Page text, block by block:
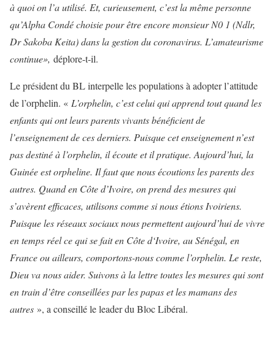
à quoi on l’a utilisé. Et, curieusement, c’est la même personne
qu’Alpha Condé choisie pour être encore monsieur N0 1 (Ndlr,
Dr Sakoba Keita) dans la gestion du coronavirus. L’amateurisme
continue», déplore-t-il.
Le président du BL interpelle les populations à adopter l’attitude
de l’orphelin. « L’orphelin, c’est celui qui apprend tout quand les
enfants qui ont leurs parents vivants bénéficient de
l’enseignement de ces derniers. Puisque cet enseignement n’est
pas destiné à l’orphelin, il écoute et il pratique. Aujourd’hui, la
Guinée est orpheline. Il faut que nous écoutions les parents des
autres. Quand en Côte d’Ivoire, on prend des mesures qui
s’avèrent efficaces, utilisons comme si nous étions Ivoiriens.
Puisque les réseaux sociaux nous permettent aujourd’hui de vivre
en temps réel ce qui se fait en Côte d‘Ivoire, au Sénégal, en
France ou ailleurs, comportons-nous comme l’orphelin. Le reste,
Dieu va nous aider. Suivons à la lettre toutes les mesures qui sont
en train d’être conseillées par les papas et les mamans des
autres », a conseillé le leader du Bloc Libéral.